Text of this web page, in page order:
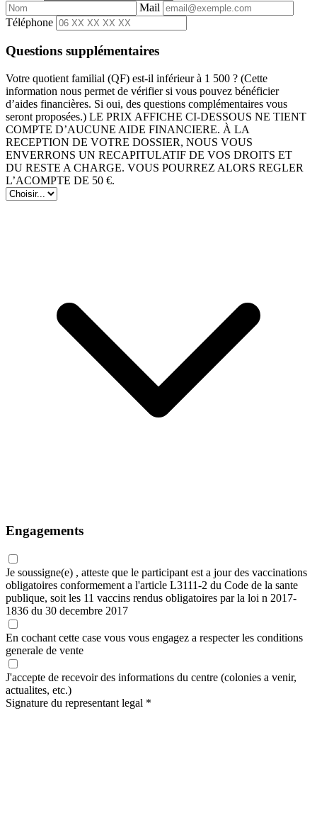
Mail
Téléphone
Questions supplémentaires
Votre quotient familial (QF) est-il inférieur à 1 500 ? (Cette
information nous permet de vérifier si vous pouvez bénéficier
d’aides financières. Si oui, des questions complémentaires vous
seront proposées.) LE PRIX AFFICHE CI-DESSOUS NE TIENT
COMPTE D’AUCUNE AIDE FINANCIERE. À LA
RECEPTION DE VOTRE DOSSIER, NOUS VOUS
ENVERRONS UN RECAPITULATIF DE VOS DROITS ET
DU RESTE A CHARGE. VOUS POURREZ ALORS REGLER
L’ACOMPTE DE 50 €.
Engagements
Je soussigne(e) , atteste que le participant est a jour des vaccinations
obligatoires conformement a l'article L3111-2 du Code de la sante
publique, soit les 11 vaccins rendus obligatoires par la loi n 2017-
1836 du 30 decembre 2017
En cochant cette case vous vous engagez a respecter les conditions
generale de vente
J'accepte de recevoir des informations du centre (colonies a venir,
actualites, etc.)
Signature du representant legal *